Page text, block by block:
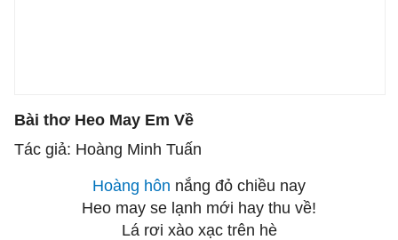
Bài thơ Heo May Em Về
Tác giả: Hoàng Minh Tuấn
Hoàng hôn nắng đỏ chiều nay
Heo may se lạnh mới hay thu về!
Lá rơi xào xạc trên hè